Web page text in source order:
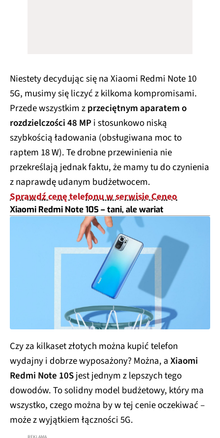
Niestety decydując się na Xiaomi Redmi Note 10
5G, musimy się liczyć z kilkoma kompromisami.
Przede wszystkim zprzeciętnym aparatem o
rozdzielczości 48 MPi stosunkowo niską
szybkością ładowania (obsługiwana moc to
raptem 18 W). Te drobne przewinienia nie
przekreślają jednak faktu, że mamy tu do czynienia
z naprawdę udanym budżetwocem.
Sprawdź cenę telefonu w serwisie Ceneo
Xiaomi Redmi Note 10S – tani, ale wariat
Czy za kilkaset złotych można kupić telefon
wydajny i dobrze wyposażony? Można, aXiaomi
Redmi Note 10Sjest jednym z lepszych tego
dowodów. To solidny model budżetowy, który ma
wszystko, czego można by w tej cenie oczekiwać –
może z wyjątkiem łączności 5G.